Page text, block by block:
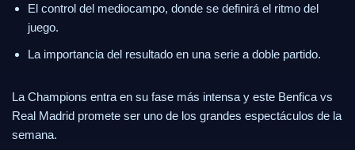
El control del mediocampo, donde se definirá el ritmo del
juego.
La importancia del resultado en una serie a doble partido.
La Champions entra en su fase más intensa y este Benfica vs
Real Madrid promete ser uno de los grandes espectáculos de la
semana.